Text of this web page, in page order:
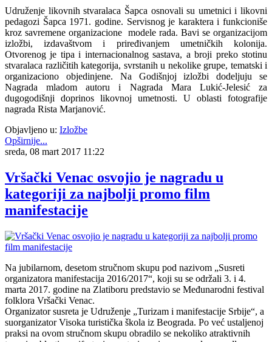
Udruženje likovnih stvaralaca Šapca osnovali su umetnici i likovni
pedagozi Šapca 1971. godine. Servisnog je karaktera i funkcioniše
kroz savremene organizacione modele rada. Bavi se organizacijom
izložbi, izdavaštvom i priređivanjem umetničkih kolonija.
Otvorenog je tipa i internacionalnog sastava, a broji preko stotinu
stvaralaca različitih kategorija, svrstanih u nekolike grupe, tematski i
organizaciono objedinjene. Na Godišnjoj izložbi dodeljuju se
Nagrada mladom autoru i Nagrada Mara Lukić-Jelesić za
dugogodišnji doprinos likovnoj umetnosti. U oblasti fotografije
nagrada Rista Marjanović.
Objavljeno u: Izložbe
Opširnije...
sreda, 08 mart 2017 11:22
Vršački Venac osvojio je nagradu u
kategoriji za najbolji promo film
manifestacije
Na jubilarnom, desetom stručnom skupu pod nazivom „Susreti
organizatora manifestacija 2016/2017“, koji su se održali 3. i 4.
marta 2017. godine na Zlatiboru predstavio se Međunarodni festival
folklora Vršački Venac.
Organizator susreta je Udruženje „Turizam i manifestacije Srbije“, a
suorganizator Visoka turistička škola iz Beograda. Po već ustaljenoj
praksi na ovom stručnom skupu obradilo se nekoliko atraktivnih